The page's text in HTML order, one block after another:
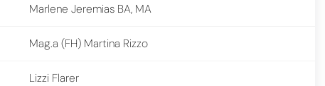
Marlene Jeremias BA, MA
Mag.a (FH) Martina Rizzo
Lizzi Flarer